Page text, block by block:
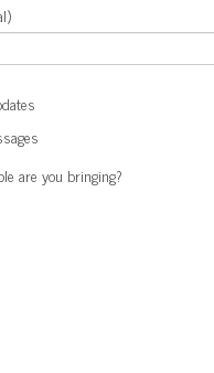
are you bringing?